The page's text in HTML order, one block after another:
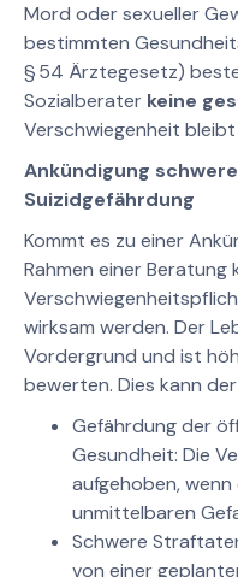
Mord oder sexueller
bestimmten
§ 54 Ärztegesetz)
Sozialberater keine
Verschwiegenheit
Ankündigung
Suizidgefährdung
Kommt es zu einer
Rahmen einer
wirksam werden. Der
Vordergrund und ist
bewerten. Dies kann der
Gefährdung der
Gesundheit: Die
aufgehoben,
unmittelbaren
Schwere
von einer